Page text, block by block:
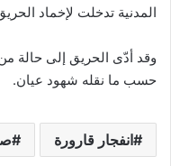
المدنية تدخلت لإخماد
وقد أدّى الحريق إلى حالة
حسب ما نقله شهود عيان.
انفجار قارورة